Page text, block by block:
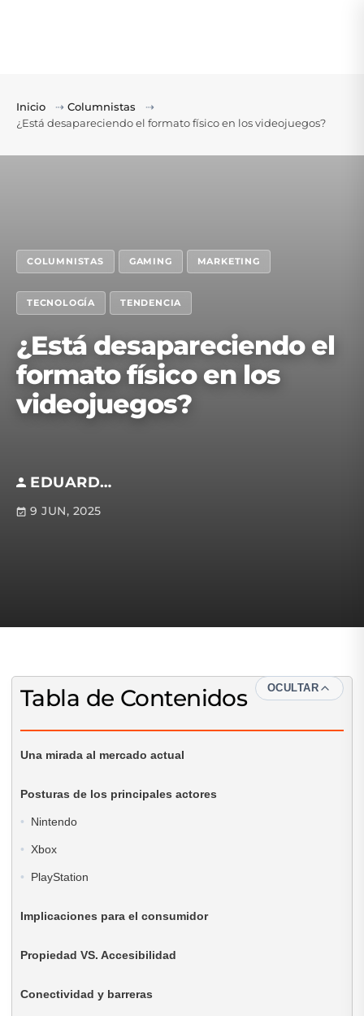
Inicio ⇢ Columnistas
⇢
¿Está desapareciendo el formato físico en los videojuegos?
COLUMNISTAS GAMING MARKETING
TECNOLOGÍA TENDENCIA
¿Está desapareciendo el
formato físico en los
videojuegos?
EDUARDO ZAMORA REYNAUD
9 JUN, 2025
Tabla de Contenidos OCULTAR
Una mirada al mercado actual
Posturas de los principales actores
Nintendo
Xbox
PlayStation
Implicaciones para el consumidor
Propiedad VS. Accesibilidad
Conectividad y barreras